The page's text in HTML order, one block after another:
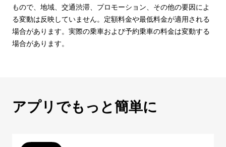
もので、地域、交通渋滞、プロモーション、その他の要因によ
る変動は反映していません。定額料金や最低料金が適用される
場合があります。実際の乗車および予約乗車の料金は変動する
場合があります。
アプリでもっと簡単に